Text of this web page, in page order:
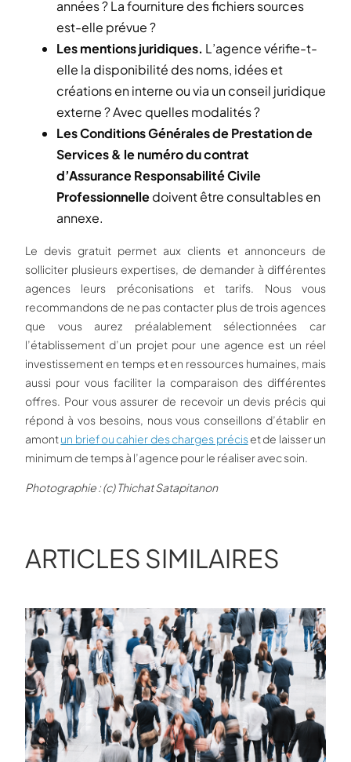
années ? La fourniture des fichiers sources
est-elle prévue ?
Les mentions juridiques. L’agence vérifie-t-
elle la disponibilité des noms, idées et
créations en interne ou via un conseil juridique
externe ? Avec quelles modalités ?
Les Conditions Générales de Prestation de
Services & le numéro du contrat
d’Assurance Responsabilité Civile
Professionnelledoivent être consultables en
annexe.
Le devis gratuit permet aux clients et annonceurs de
solliciter plusieurs expertises, de demander à différentes
agences leurs préconisations et tarifs. Nous vous
recommandons de ne pas contacter plus de trois agences
que vous aurez préalablement sélectionnées car
l’établissement d’un projet pour une agence est un réel
investissement en temps et en ressources humaines, mais
aussi pour vous faciliter la comparaison des différentes
offres. Pour vous assurer de recevoir un devis précis qui
répond à vos besoins, nous vous conseillons d’établir en
amontun brief ou cahier des charges préciset de laisser un
minimum de temps à l’agence pour le réaliser avec soin.
Photographie : (c) Thichat Satapitanon
ARTICLES SIMILAIRES